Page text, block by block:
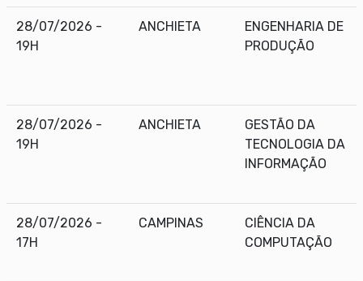
28/07/2026 -
19H
ANCHIETA
ENGENHARIA DE
PRODUÇÃO
28/07/2026 -
19H
ANCHIETA
GESTÃO DA
TECNOLOGIA DA
INFORMAÇÃO
28/07/2026 -
17H
CAMPINAS
CIÊNCIA DA
COMPUTAÇÃO